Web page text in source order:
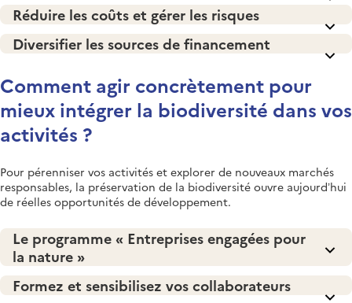
Réduire les coûts et gérer les risques
Diversifier les sources de financement
Comment agir concrètement pour
mieux intégrer la biodiversité dans vos
activités ?
Pour pérenniser vos activités et explorer de nouveaux marchés
responsables, la préservation de la biodiversité ouvre aujourd’hui
de réelles opportunités de développement.
Le programme « Entreprises engagées pour
la nature »
Formez et sensibilisez vos collaborateurs